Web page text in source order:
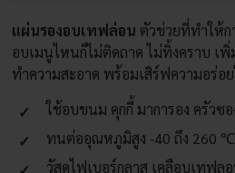
฿
บน การให้
คะแนน
ของลูกค้
แผ่นรองอบเทฟล่อน ตัวช่วยที่ทำให้
อบเมนูไหนก็ไม่ติดถาด ไม่ทิ้งคราบ เพิ่
ทำความสะอาด พร้อมเสิร์ฟความอร่อ
ใช้อบขนม คุกกี้ มาการอง ครัวซ
ทนต่ออุณหภูมิสูง -40 ถึง 260 ℃
วัสดุไฟเบอร์กลาส เคลือบเทฟล